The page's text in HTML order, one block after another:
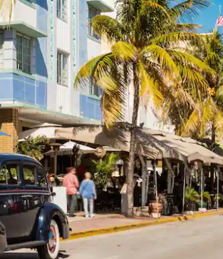
omhoog en omlaag, óf door te